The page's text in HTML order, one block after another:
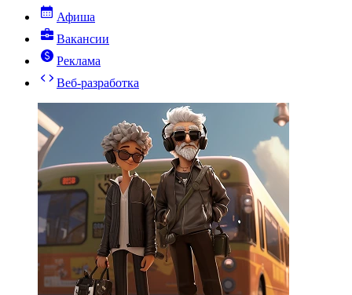
Афиша
Вакансии
Реклама
Веб-разработка